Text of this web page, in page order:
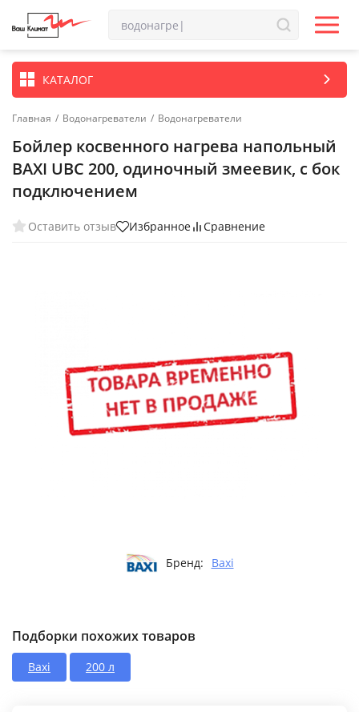
КАТАЛОГ
Главная / Водонагреватели / Водонагреватели
Бойлер косвенного нагрева напольный
BAXI UBC 200, одиночный змеевик, с бок
подключением
Оставить отзыв Избранное Сравнение
Бренд: Baxi
Подборки похожих товаров
Baxi 200 л